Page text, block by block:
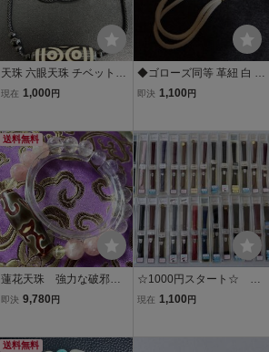
天珠 六眼天珠 チベット産
魔除け お守り ネックレス
現在 1,000 円
◆ゴローズ同等 革紐 白 留
めビーズ付き （鹿紐 皮ひ
即決 1,100 円
送料無料
蓮花天珠 強力な破邪
黒鳶赤紋天珠 ガネーシ
即決 9,780 円
☆1000円スタート☆ レ
ディース用 皮ベルト 3
現在 1,100 円
送料無料